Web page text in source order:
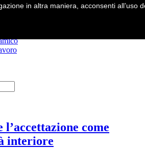
confusione
come
interiore
in altra maniera, acconsenti all’uso